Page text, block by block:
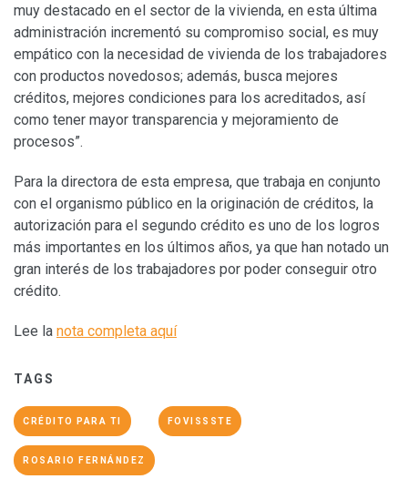
muy destacado en el sector de la vivienda, en esta última
administración incrementó su compromiso social, es muy
empático con la necesidad de vivienda de los trabajadores
con productos novedosos; además, busca mejores
créditos, mejores condiciones para los acreditados, así
como tener mayor transparencia y mejoramiento de
procesos”.
Para la directora de esta empresa, que trabaja en conjunto
con el organismo público en la originación de créditos, la
autorización para el segundo crédito es uno de los logros
más importantes en los últimos años, ya que han notado un
gran interés de los trabajadores por poder conseguir otro
crédito.
Lee la nota completa aquí
TAGS
CRÉDITO PARA TI FOVISSSTE
ROSARIO FERNÁNDEZ